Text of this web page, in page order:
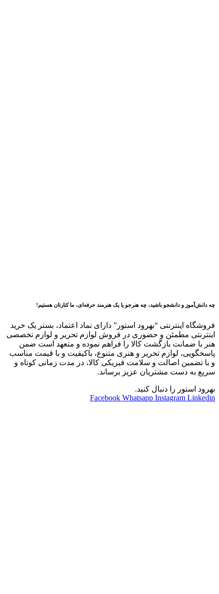
چه دانش‌آموز و دانشجو باشید، چه هنرجو یا یک هنرمند حرفه‌ای، ما کنارتان هستیم!
فروشگاه اینترنتی “بهرود استور” دارای نماد اعتماد، بستر یک خرید
اینترنتی مطمئن و حضوری در فروش لوازم تحریر و لوازم تخصصی
هنر با ضمانت بازگشت کالا را فراهم نموده و متعهد است ضمن
پاسخگویی، لوازم تحریر و هنری متنوع، باکیفیت و با قیمت مناسب
و با تضمین اصالت و سلامت فیزیکی کالا، در مدت زمانی کوتاه و
سریع به دست مشتریان عزیز برساند.
بهرود استور را دنبال کنید.
Facebook Whatsapp Instagram Linkedin